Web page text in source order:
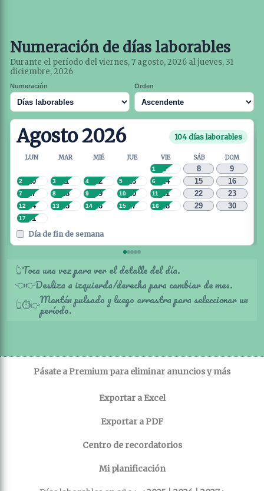
Numeración de días laborables
Durante el período del viernes, 7 agosto, 2026 al jueves, 31
diciembre, 2026
Numeración Orden
Agosto 2026 104 días laborables
LUN MAR MIÉ JUE VIE SÁB DOM
7
1 8
9
10
2 11
3 12
4 13
5 14
6 15
16
17
7 18
8 19
9 20
10 21
11 22
23
24
12 25
13 26
14 27
15 28
16 29
30
31
17
Día de fin de semana
👆Toca una vez para ver el detalle del día.
👈👉Desliza a izquierda/derecha para cambiar de mes.
👆⏱️👉Mantén pulsado y luego arrastra para seleccionar un
período.
Pásate a Premium para eliminar anuncios y más
Exportar a Excel
Exportar a PDF
Centro de recordatorios
Mi planificación